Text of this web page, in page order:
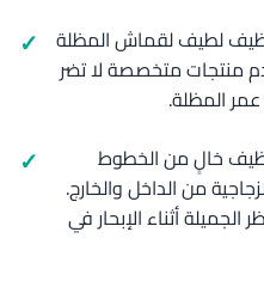
لطيف لقماش المظلة
منتجات متخصصة لا تضر
المظلة.
خالٍ من الخطوط
من الداخل والخارج.
الجميلة أثناء الإبحار في